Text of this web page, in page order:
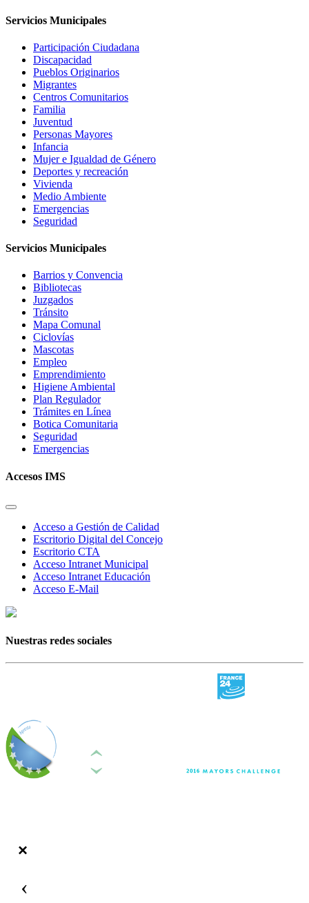
Servicios Municipales
Participación Ciudadana
Discapacidad
Pueblos Originarios
Migrantes
Centros Comunitarios
Familia
Juventud
Personas Mayores
Infancia
Mujer e Igualdad de Género
Deportes y recreación
Vivienda
Medio Ambiente
Emergencias
Seguridad
Servicios Municipales
Barrios y Convencia
Bibliotecas
Juzgados
Tránsito
Mapa Comunal
Ciclovías
Mascotas
Empleo
Emprendimiento
Higiene Ambiental
Plan Regulador
Trámites en Línea
Botica Comunitaria
Seguridad
Emergencias
Accesos IMS
Acceso a Gestión de Calidad
Escritorio Digital del Concejo
Escritorio CTA
Acceso Intranet Municipal
Acceso Intranet Educación
Acceso E-Mail
Nuestras redes sociales
‹